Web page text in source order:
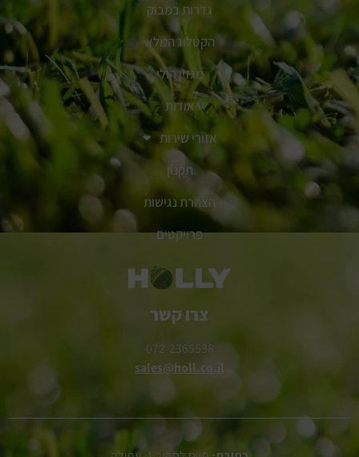
גדרות במבוק
הקטלוג המלא
מגזין הולי
אודות
אזורי שירות
תקנון
הצהרת נגישות
פרויקטים
צרו קשר
072-2365538
sales@holl.co.il